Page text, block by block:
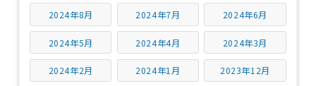
2024年8月 2024年7月 2024年6月
2024年5月 2024年4月 2024年3月
2024年2月 2024年1月 2023年12月